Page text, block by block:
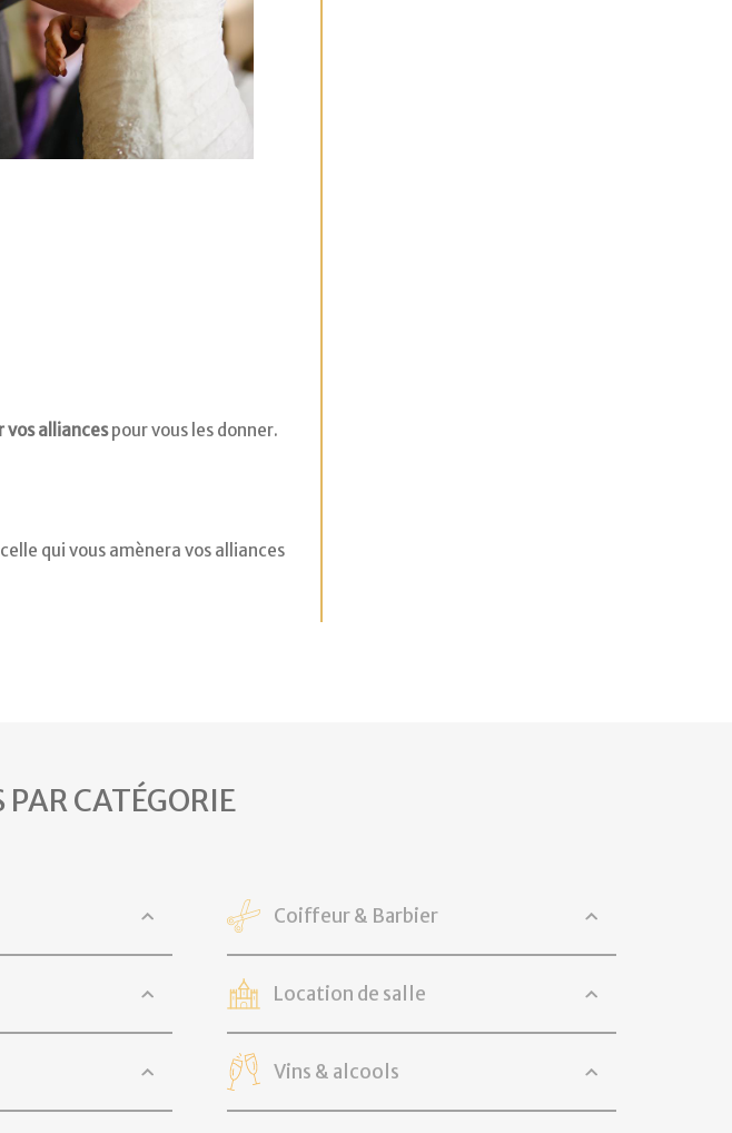
alliancespour vous les donner.
qui vous amènera vos alliances
PAR CATÉGORIE
Coiffeur & Barbier
Location de salle
Vins & alcools